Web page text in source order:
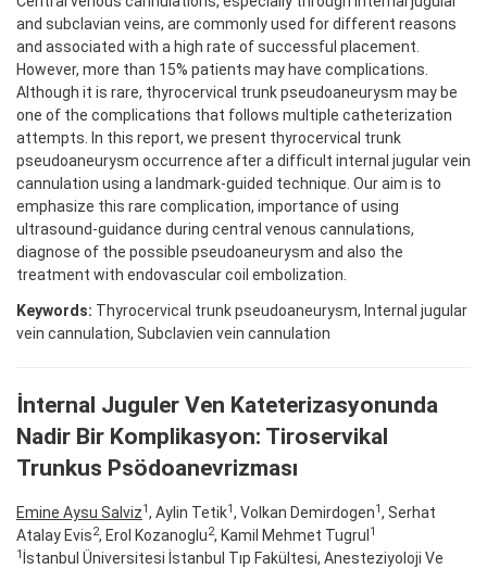
and subclavian veins, are commonly used for different reasons
and associated with a high rate of successful placement.
However, more than 15% patients may have complications.
Although it is rare, thyrocervical trunk pseudoaneurysm may be
one of the complications that follows multiple catheterization
attempts. In this report, we present thyrocervical trunk
pseudoaneurysm occurrence after a difficult internal jugular vein
cannulation using a landmark-guided technique. Our aim is to
emphasize this rare complication, importance of using
ultrasound-guidance during central venous cannulations,
diagnose of the possible pseudoaneurysm and also the
treatment with endovascular coil embolization.
Keywords: Thyrocervical trunk pseudoaneurysm, Internal jugular
vein cannulation, Subclavien vein cannulation
İnternal Juguler Ven Kateterizasyonunda
Nadir Bir Komplikasyon: Tiroservikal
Trunkus Psödoanevrizması
Emine Aysu Salviz1, Aylin Tetik1, Volkan Demirdogen1, Serhat
Atalay Evis2, Erol Kozanoglu2, Kamil Mehmet Tugrul 1
1 İstanbul Üniversitesi İstanbul Tıp Fakültesi, Anesteziyoloji Ve